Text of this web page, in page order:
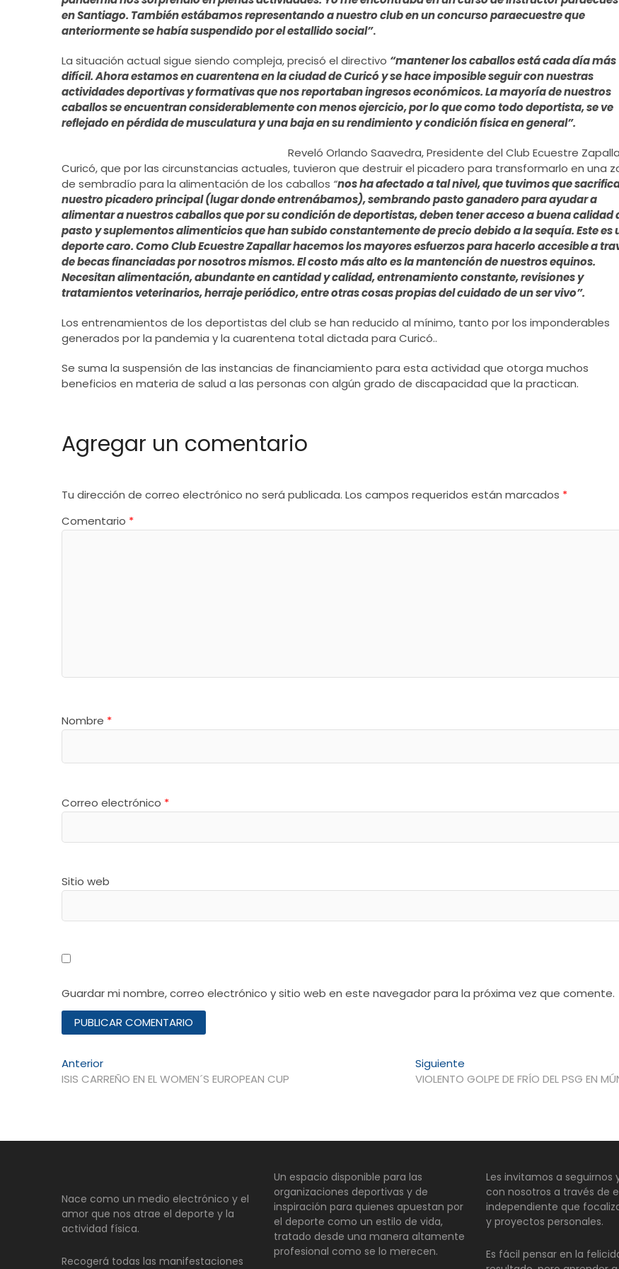
en Santiago. También estábamos representando a nuestro club en un concurso paraecuestre que
anteriormente se había suspendido por el estallido social”.
La situación actual sigue siendo compleja, precisó el directivo “mantener los caballos está cada día más
difícil. Ahora estamos en cuarentena en la ciudad de Curicó y se hace imposible seguir con nuestras
actividades deportivas y formativas que nos reportaban ingresos económicos. La mayoría de nuestros
caballos se encuentran considerablemente con menos ejercicio, por lo que como todo deportista, se ve
reflejado en pérdida de musculatura y una baja en su rendimiento y condición física en general”.
Reveló Orlando Saavedra, Presidente del Club Ecuestre
Curicó, que por las circunstancias actuales, tuvieron que destruir el picadero para transformarlo en una
de sembradío para la alimentación de los caballos “nos ha afectado a tal nivel, que tuvimos que
nuestro picadero principal (lugar donde entrenábamos), sembrando pasto ganadero para ayudar a
alimentar a nuestros caballos que por su condición de deportistas, deben tener acceso a buena calidad
pasto y suplementos alimenticios que han subido constantemente de precio debido a la sequía. Este es
deporte caro. Como Club Ecuestre Zapallar hacemos los mayores esfuerzos para hacerlo accesible a
de becas financiadas por nosotros mismos. El costo más alto es la mantención de nuestros equinos.
Necesitan alimentación, abundante en cantidad y calidad, entrenamiento constante, revisiones y
tratamientos veterinarios, herraje periódico, entre otras cosas propias del cuidado de un ser vivo”.
Los entrenamientos de los deportistas del club se han reducido al mínimo, tanto por los imponderables
generados por la pandemia y la cuarentena total dictada para Curicó..
Se suma la suspensión de las instancias de financiamiento para esta actividad que otorga muchos
beneficios en materia de salud a las personas con algún grado de discapacidad que la practican.
Agregar un comentario
Tu dirección de correo electrónico no será publicada. Los campos requeridos están marcados *
Comentario *
Nombre *
Correo electrónico *
Sitio web
Guardar mi nombre, correo electrónico y sitio web en este navegador para la próxima vez que comente.
Navegación
de
AnteriorEntrada
anterior:
ISIS CARREÑO EN EL WOMEN´S EUROPEAN CUP
Siguiente
siguiente:
VIOLENTO GOLPE DE FRÍO DEL PSG EN
Nace como un medio electrónico y el
amor que nos atrae el deporte y la
actividad física.
Recogerá todas las manifestaciones
Un espacio disponible para las
organizaciones deportivas y de
inspiración para quienes apuestan por
el deporte como un estilo de vida,
tratado desde una manera altamente
profesional como se lo merecen.
Les invitamos a seguirnos
con nosotros a través de
independiente que
y proyectos personales.
Es fácil pensar en la